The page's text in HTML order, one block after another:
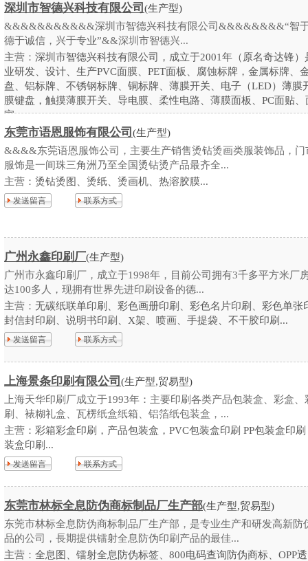
深圳市智德兴科技有限公司 (生产型)
&&&&&&&&&&&深圳市智德兴科技有限公司&&&&&&&&“智
德于诚信，兴于专业”&&深圳市智德兴...
主营： 深圳市智德兴科技有限公司，成立于2001年（原名奇达锋）
业研发、设计、生产PVC面膜、PET面板、腐蚀标牌，金属标牌、
盘、铝标牌、不锈钢标牌、铜标牌、薄膜开关、电子（LED）薄膜
膜键盘，触摸薄膜开关、导电膜、柔性电路、薄膜面板、PC面贴
家...
发送留言 联系方式
东莞市语恩服饰有限公司 (生产型)
&&&&东莞语恩服饰公司，主要生产销售烫钻烫画类服装饰品，
服饰是一间珠三角洲乃至全国烫钻烫产品最齐全...
主营： 烫钻烫图、烫纸、烫画机、热溶胶膜...
发送留言 联系方式
广州永鑫印刷厂(生产型)
广州市永鑫印刷厂，成立于1998年，目前公司拥有3千多平方米厂
达100多人，现拥有世界先进印刷设备的德...
主营： 无碳纸联单印刷、彩色画册印刷、彩色名片印刷、彩色单张
封信封印刷、说明书印刷、X架、喷画、手提袋、不干胶印刷...
发送留言 联系方式
上海景条印刷有限公司 (生产型,贸易型)
上海天华印刷厂成立于1993年：主要印刷各类产品包装盒、彩盒、
刷、裱糊礼盒、瓦楞纸盒纸箱、铝箔纸包装盒，...
主营： 彩箱彩盒印刷，产品包装盒，PVC包装盒印刷 PP包装盒印刷
装盒印刷...
发送留言 联系方式
东莞市林标全息防伪商标制品厂生产部(生产型,贸易型)
东莞市林标全息防伪商标制品厂生产部，是专业生产和研发高新防
品的公司，長期提供镭射全息防伪印刷产品的最佳...
主营： 全息图、镭射全息防伪标签、800电码查询防伪商标、OPP